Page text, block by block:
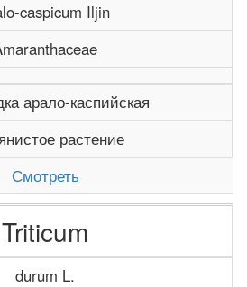
caspicum Iljin
арало-каспийская
растение
Смотреть
Triticum
durum L.